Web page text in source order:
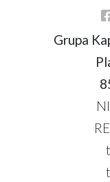
Grupa